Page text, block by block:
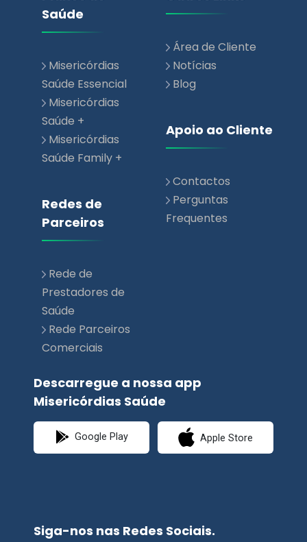
Misericórdias
Saúde Essencial
Saúde +
Misericórdias
Saúde Family +
Redes de
Parceiros
Rede de
Prestadores de
Rede Parceiros
Comerciais
Notícias
Apoio ao Cliente
Contactos
Perguntas
Descarregue a nossa app
Misericórdias Saúde
Google Play Apple Store